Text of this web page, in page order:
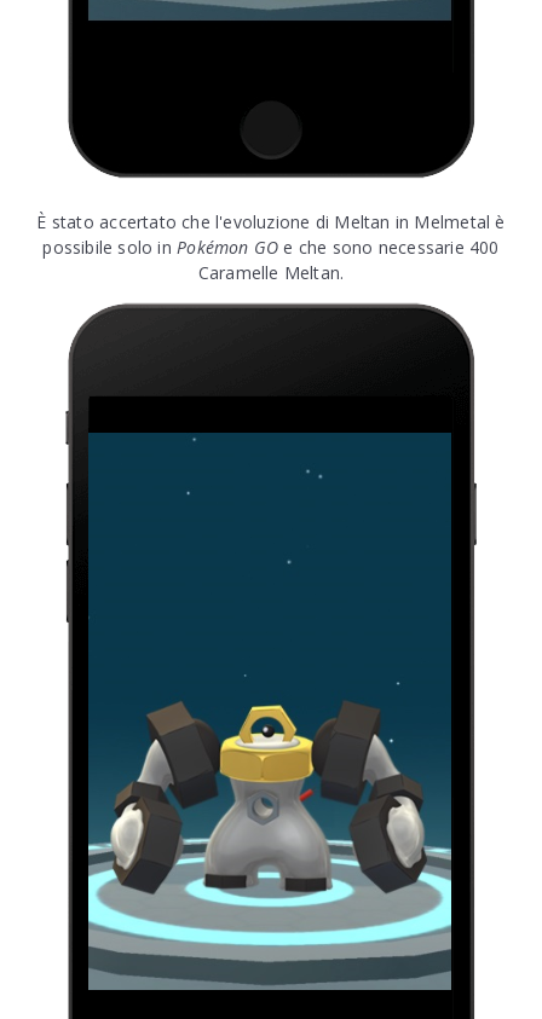
È stato accertato che l'evoluzione di Meltan in Melmetal è
possibile solo in Pokémon GO e che sono necessarie 400
Caramelle Meltan.